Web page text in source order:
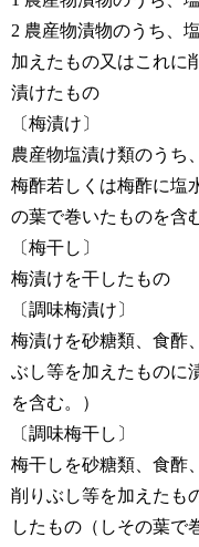
2 農産物漬物のうち、
加えたもの又はこれに
漬けたもの
〔梅漬け〕
農産物塩漬け類のうち
梅酢若しくは梅酢に塩
の葉で巻いたものを含
〔梅干し〕
梅漬けを干したもの
〔調味梅漬け〕
梅漬けを砂糖類、食酢
ぶし等を加えたものに
を含む。）
〔調味梅干し〕
梅干しを砂糖類、食酢
削りぶし等を加えたも
したもの（しその葉で